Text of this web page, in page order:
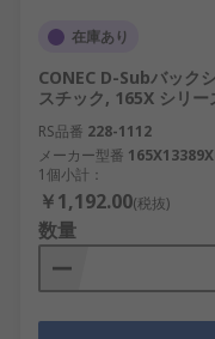
在庫あり
CONEC D-Subバック
スチック, 165X シリー
RS品番 228-1112
メーカー型番
1個小計：
￥1,192.00(税抜)
数量